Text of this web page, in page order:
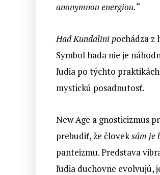
anonymnou energiou.“
Had Kundalini pochádza z
Symbol hada nie je
ľudia po týchto
mystickú posadnutosť.
New Age a gnosticizmus
prebudiť, že človeksám je
panteizmu. Predstava
ľudia duchovne evolvujú,